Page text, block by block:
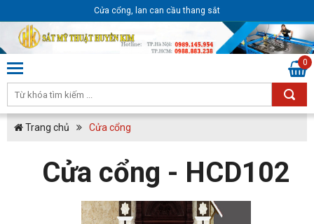
Cửa cổng, lan can cầu thang sắt
0
Trang chủ Cửa cổng
Cửa cổng - HCD102